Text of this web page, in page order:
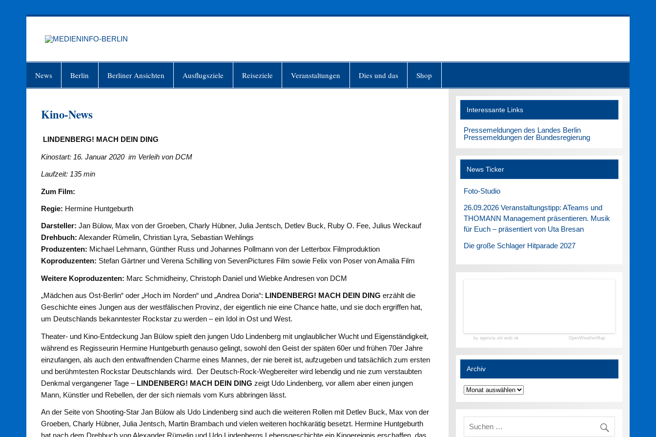
News Berlin Berliner Ansichten Ausflugsziele Reiseziele Veranstaltungen Dies und das Shop
Kino-News
LINDENBERG! MACH DEIN DING
Kinostart: 16. Januar 2020 im Verleih von DCM
Laufzeit: 135 min
Zum Film:
Regie: Hermine Huntgeburth
Darsteller: Jan Bülow, Max von der Groeben, Charly Hübner, Julia Jentsch, Detlev Buck, Ruby O. Fee, Julius Weckauf
Drehbuch: Alexander Rümelin, Christian Lyra, Sebastian Wehlings
Produzenten: Michael Lehmann, Günther Russ und Johannes Pollmann von der Letterbox Filmproduktion
Koproduzenten: Stefan Gärtner und Verena Schilling von SevenPictures Film sowie Felix von Poser von Amalia Film
Weitere Koproduzenten: Marc Schmidheiny, Christoph Daniel und Wiebke Andresen von DCM
„Mädchen aus Ost-Berlin“ oder „Hoch im Norden“ und „Andrea Doria“: LINDENBERG! MACH DEIN DING erzählt die
Geschichte eines Jungen aus der westfälischen Provinz, der eigentlich nie eine Chance hatte, und sie doch ergriffen hat,
um Deutschlands bekanntester Rockstar zu werden – ein Idol in Ost und West.
Theater- und Kino-Entdeckung Jan Bülow spielt den jungen Udo Lindenberg mit unglaublicher Wucht und Eigenständigkeit,
während es Regisseurin Hermine Huntgeburth genauso gelingt, sowohl den Geist der späten 60er und frühen 70er Jahre
einzufangen, als auch den entwaffnenden Charme eines Mannes, der nie bereit ist, aufzugeben und tatsächlich zum ersten
und berühmtesten Rockstar Deutschlands wird. Der Deutsch-Rock-Wegbereiter wird lebendig und nie zum verstaubten
Denkmal vergangener Tage – LINDENBERG! MACH DEIN DING zeigt Udo Lindenberg, vor allem aber einen jungen
Mann, Künstler und Rebellen, der der sich niemals vom Kurs abbringen lässt.
An der Seite von Shooting-Star Jan Bülow als Udo Lindenberg sind auch die weiteren Rollen mit Detlev Buck, Max von der
Groeben, Charly Hübner, Julia Jentsch, Martin Brambach und vielen weiteren hochkarätig besetzt. Hermine Huntgeburth
hat nach dem Drehbuch von Alexander Rümelin und Udo Lindenbergs Lebensgeschichte ein Kinoereignis erschaffen, das
Interessante Links
Pressemeldungen des Landes Berlin
Pressemeldungen der Bundesregierung
News Ticker
Foto-Studio
26.09.2026 Veranstaltungstipp: ATeams und
THOMANN Management präsentieren. Musik
für Euch – präsentiert von Uta Bresan
Die große Schlager Hitparade 2027
by agenzia siti web ok OpenWeatherMap
Archiv
Archiv